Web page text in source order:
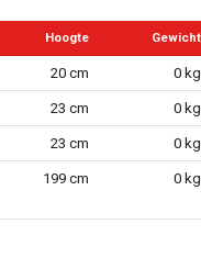
Hoogte Gewicht
20 cm 0 kg
23 cm 0 kg
23 cm 0 kg
199 cm 0 kg